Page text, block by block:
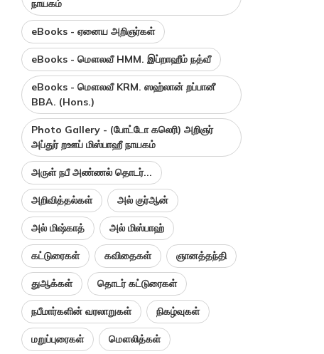
நாயகம்
eBooks - ஏனைய அறிஞர்கள்
eBooks - மௌலவீ HMM. இப்றாஹீம் நத்வீ
eBooks - மௌலவீ KRM. ஸஹ்லான் றப்பானீ
BBA. (Hons.)
Photo Gallery - (போட்டோ கலெரி) அறிஞர்
அப்துர் றஊப் மிஸ்பாஹீ நாயகம்
அருள் நபீ அண்ணல் தொடர்...
அறிவித்தல்கள் அல் குர்ஆன்
அல் மிஷ்காத் அல் மிஸ்பாஹ்
கட்டுரைகள் கவிதைகள் ஞானத்தந்தி
துஆக்கள் தொடர் கட்டுரைகள்
நபீமார்களின் வரலாறுகள் நிகழ்வுகள்
மறுப்புரைகள் மௌலித்கள்